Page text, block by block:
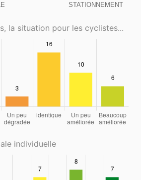
STATIONNEMENT
la situation pour les cyclistes...
individuelle